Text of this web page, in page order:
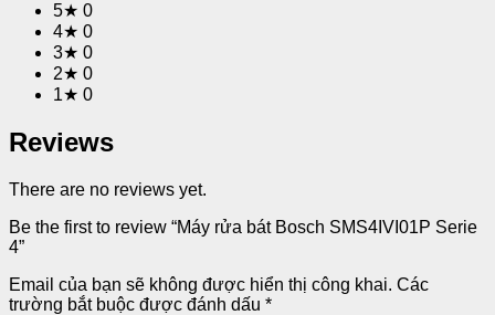
5★ 0
4★ 0
3★ 0
2★ 0
1★ 0
Reviews
There are no reviews yet.
Be the first to review “Máy rửa bát Bosch SMS4IVI01P Serie
4”
Email của bạn sẽ không được hiển thị công khai. Các
trường bắt buộc được đánh dấu *